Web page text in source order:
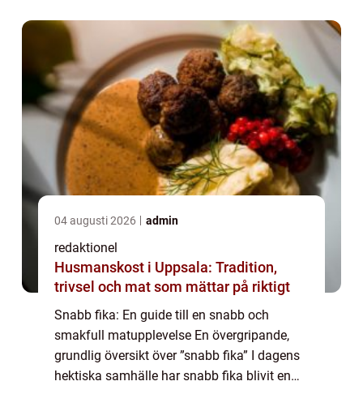
04 augusti 2026 admin
redaktionel
Husmanskost i Uppsala: Tradition,
trivsel och mat som mättar på riktigt
Snabb fika: En guide till en snabb och
smakfull matupplevelse En övergripande,
grundlig översikt över ”snabb fika” I dagens
hektiska samhälle har snabb fika blivit en